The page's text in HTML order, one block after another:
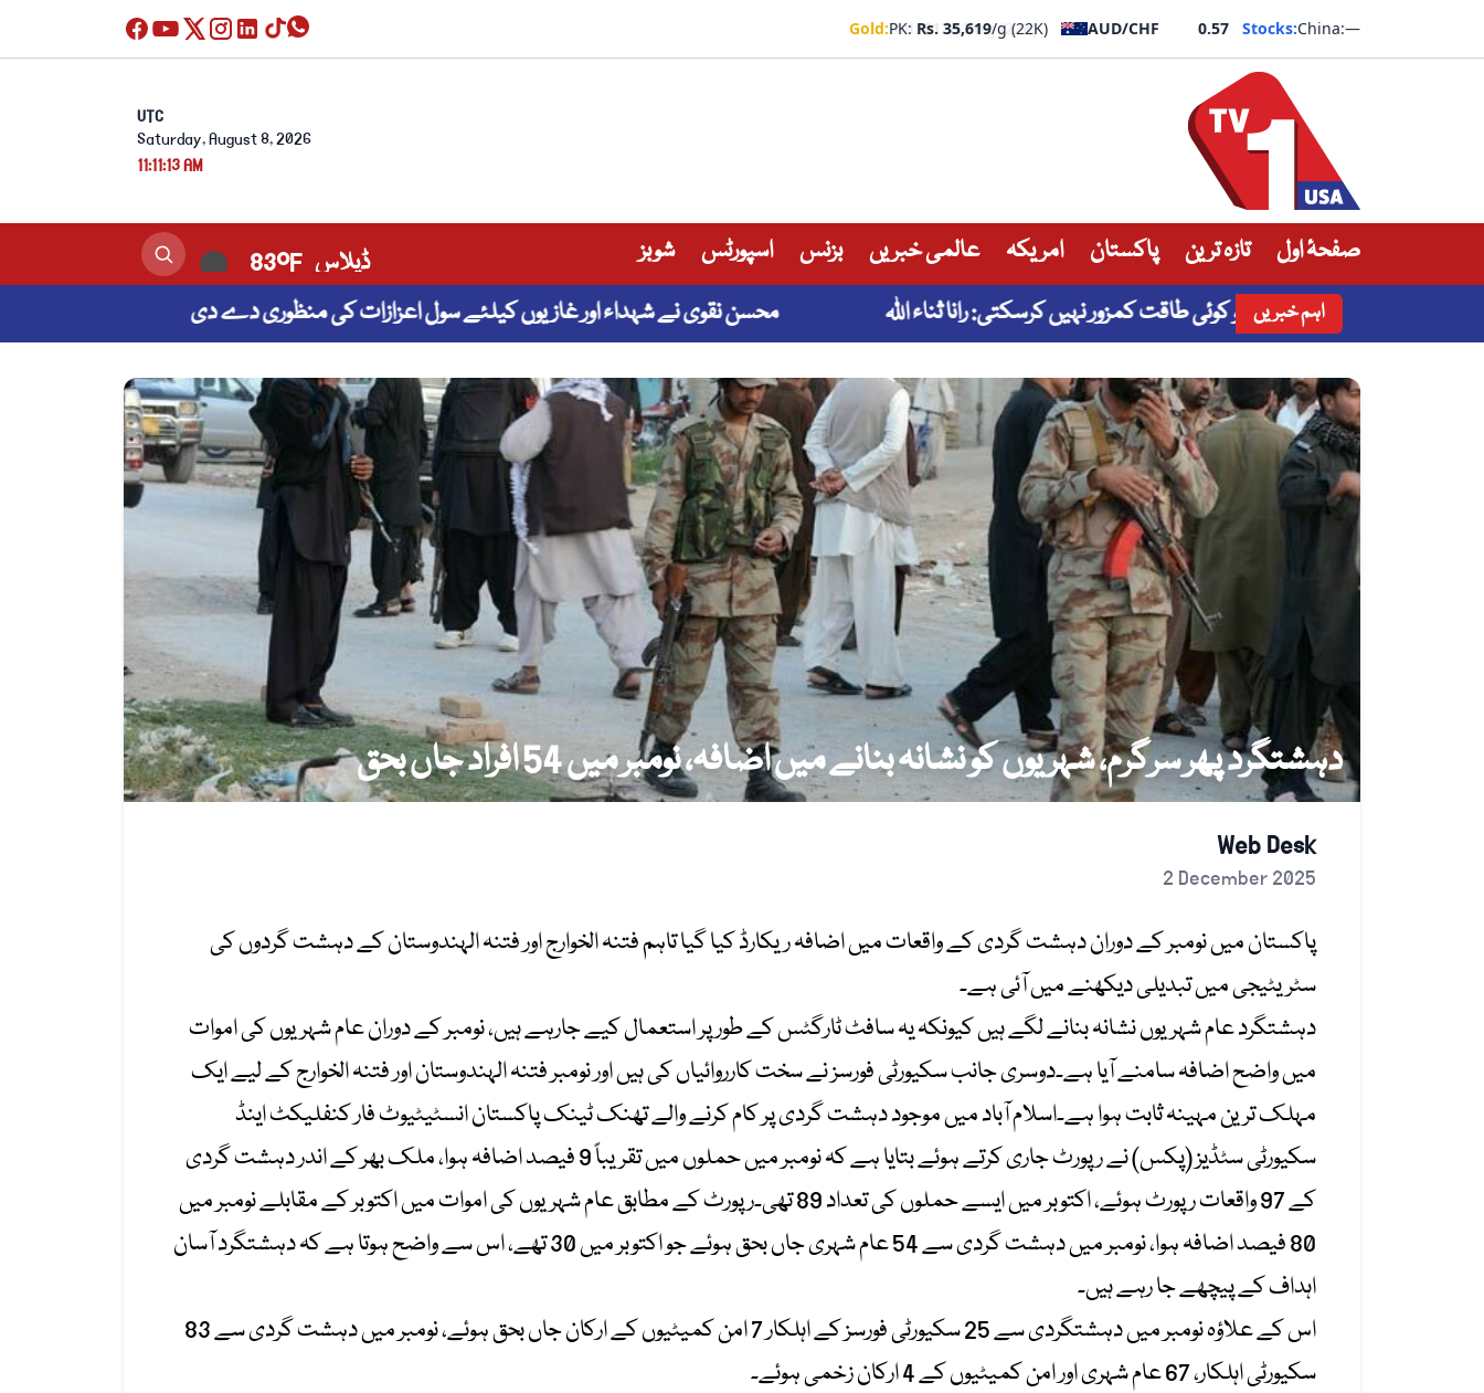
Gold:PK: Rs. 35,619/g (22K) AUD/CHF 0.57 Stocks:China:—
UTC
Saturday, August 8, 2026
11:11:14 AM
صفحۂ اول تازہ ترین پاکستان امریکہ عالمی خبریں بزنس اسپورٹس شوبز کراچی 30°C
اہم خبریں
کے مضبوط رشتے کو کوئی طاقت کمزور نہیں کرسکتی: رانا ثناء اللہ محسن نقوی نے شہداء اور غازیوں کیلئے سول اعزازات کی منظوری دے دی
دہشتگرد پھر سرگرم، شہریوں کو نشانہ بنانے میں اضافہ، نومبر میں 54 افراد جاں بحق
Web Desk
2 December 2025
پاکستان میں نومبر کے دوران دہشت گردی کے واقعات میں اضافہ ریکارڈ کیا گیا تاہم فتنہ الخوارج اور فتنہ الہندوستان کے دہشت گردوں کی
سٹریٹیجی میں تبدیلی دیکھنے میں آئی ہے۔
دہشتگرد عام شہریوں نشانہ بنانے لگے ہیں کیونکہ یہ سافٹ ٹارگٹس کے طور پر استعمال کیے جارہے ہیں، نومبر کے دوران عام شہریوں کی اموات
میں واضح اضافہ سامنے آیا ہے۔دوسری جانب سکیورٹی فورسز نے سخت کارروائیاں کی ہیں اور نومبر فتنہ الہندوستان اور فتنہ الخوارج کے لیے ایک
مہلک ترین مہینہ ثابت ہوا ہے۔اسلام آباد میں موجود دہشت گردی پر کام کرنے والے تھنک ٹینک پاکستان انسٹیٹیوٹ فار کنفلیکٹ اینڈ
سکیورٹی سٹڈیز (پکس) نے رپورٹ جاری کرتے ہوئے بتایا ہے کہ نومبر میں حملوں میں تقریباً 9 فیصد اضافہ ہوا، ملک بھر کے اندر دہشت گردی
کے 97 واقعات رپورٹ ہوئے، اکتوبر میں ایسے حملوں کی تعداد 89 تھی۔رپورٹ کے مطابق عام شہریوں کی اموات میں اکتوبر کے مقابلے نومبر میں
80 فیصد اضافہ ہوا، نومبر میں دہشت گردی سے 54 عام شہری جاں بحق ہوئے جو اکتوبر میں 30 تھے، اس سے واضح ہوتا ہے کہ دہشتگرد آسان
اہداف کے پیچھے جا رہے ہیں۔
اس کے علاؤہ نومبر میں دہشتگردی سے 25 سکیورٹی فورسز کے اہلکار 7 امن کمیٹیوں کے ارکان جاں بحق ہوئے، نومبر میں دہشت گردی سے 83
سکیورٹی اہلکار، 67 عام شہری اور امن کمیٹیوں کے 4 ارکان زخمی ہوئے۔